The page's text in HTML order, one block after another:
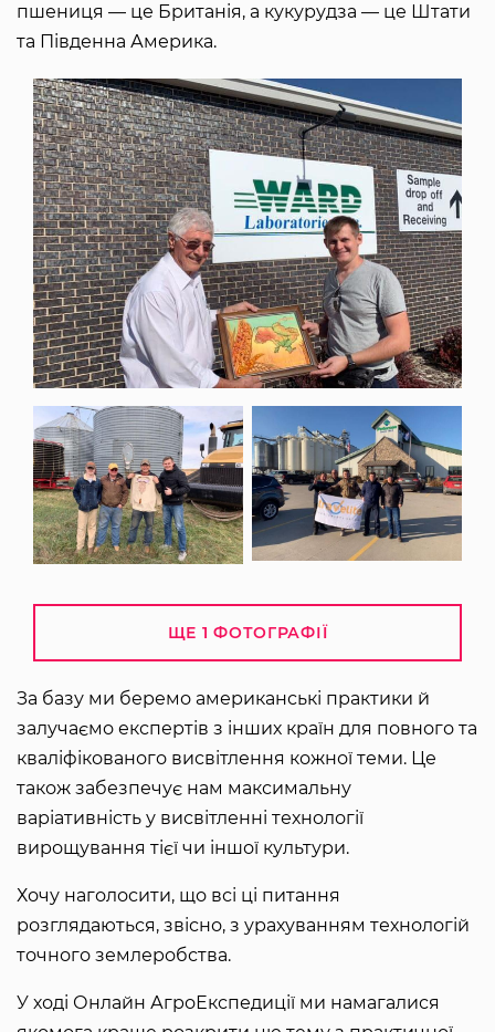
пшениця — це Британія, а кукурудза — це Штати
та Південна Америка.
ЩЕ 1 ФОТОГРАФІЇ
За базу ми беремо американські практики й
залучаємо експертів з інших країн для повного та
кваліфікованого висвітлення кожної теми. Це
також забезпечує нам максимальну
варіативність у висвітленні технології
вирощування тієї чи іншої культури.
Хочу наголосити, що всі ці питання
розглядаються, звісно, з урахуванням технологій
точного землеробства.
У ході Онлайн АгроЕкспедиції ми намагалися